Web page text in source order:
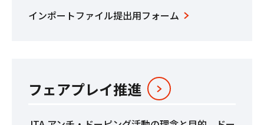
インポートファイル提出用フォーム
フェアプレイ推進